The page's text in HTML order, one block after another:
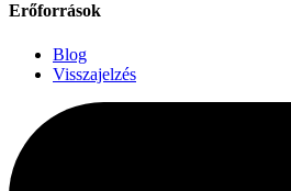
Erőforrások
Blog
Visszajelzés